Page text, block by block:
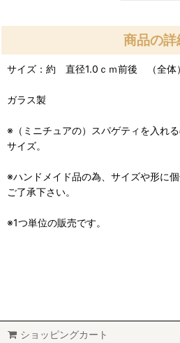
商品の詳
サイズ：約 直径1.0ｃｍ前後 （全体
ガラス製
※（ミニチュアの）スパゲティを入れ
サイズ。
※ハンドメイド品の為、サイズや形に
ご了承下さい。
※1つ単位の販売です。
ショッピングカート